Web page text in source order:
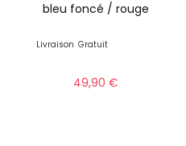
bleu foncé / rouge
Livraison Gratuit
49,90€